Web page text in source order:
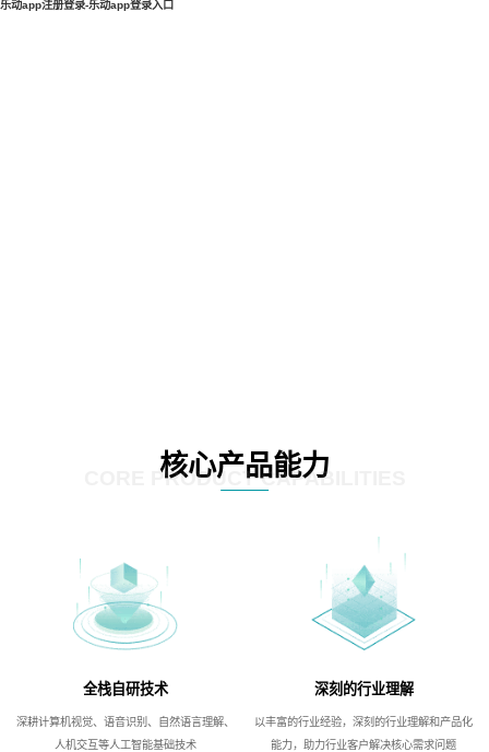
乐动app注册登录-乐动app登录入口
核心产品能力
CORE PRODUCT CAPABILITIES
全栈自研技术
深耕计算机视觉、语音识别、自然语言理解、
人机交互等人工智能基础技术
深刻的行业理解
以丰富的行业经验，深刻的行业理解和产品化
能力，助力行业客户解决核心需求问题